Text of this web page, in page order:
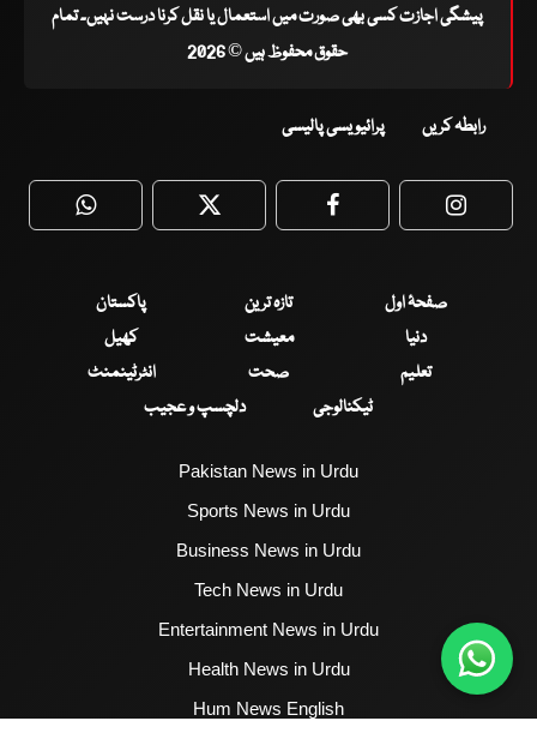
پیشگی اجازت کسی بھی صورت میں استعمال یا نقل کرنا درست نہیں۔ تمام
حقوق محفوظ ہیں © 2026
رابطہ کریں پرائیویسی پالیسی
WhatsApp Twitter Facebook
صفحۂ اول تازہ ترین
پاکستان
دنیا
معیشت
کھیل
تعلیم
صحت
انٹرٹینمنٹ
ٹیکنالوجی
دلچسپ و عجیب
Pakistan News in Urdu
Sports News in Urdu
Business News in Urdu
Tech News in Urdu
Entertainment News in Urdu
Health News in Urdu
Hum News English